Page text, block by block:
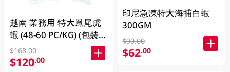
越南 業務用 特大鳳尾虎
蝦 (48-60 PC/KG) (包裝及
品牌隨機發放)
$168.00
$120.00
印尼急凍特大海捕白蝦
300GM
$99.00
$62.00